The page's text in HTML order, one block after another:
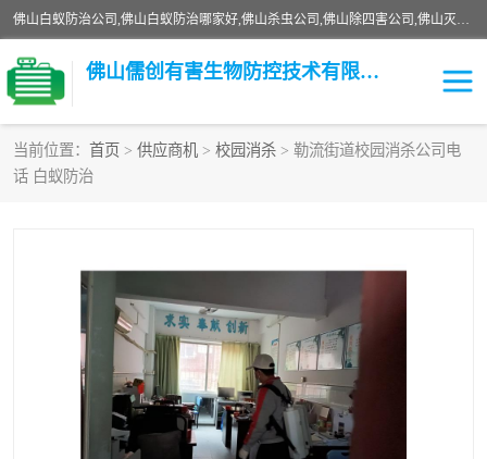
佛山白蚁防治公司,佛山白蚁防治哪家好,佛山杀虫公司,佛山除四害公司,佛山灭白蚁公司,佛山白蚁防治佛山儒创有害生物防治有限公司是一家佛山杀虫公司、佛山除四害公司、佛山灭白蚁公司、佛山白蚁防治公司，让您远离虫害困扰。要问佛山白蚁防治哪家好？佛山儒创有害生物防治有限公司全佛山、广州，正规公司，上门勘查，可靠，售后有保障。
佛山儒创有害生物防控技术有限公司
当前位置： 首页 > 供应商机 > 校园消杀 > 勒流街道校园消杀公司电
话 白蚁防治
白蚁消杀
除四害
校园消杀 园区消杀
害虫防治